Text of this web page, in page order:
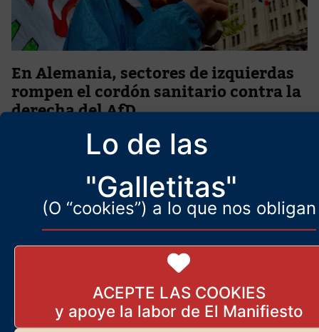
Lo de las
"Galletitas"
(O “cookies”) a lo que nos obligan
ACEPTE LAS COOKIES
En Alemania, sectores de izquierdas
rompen el cordón sanitario contra la
derecha del AfD
Sectores de la izquierda alemana levantan el cordón sanitario